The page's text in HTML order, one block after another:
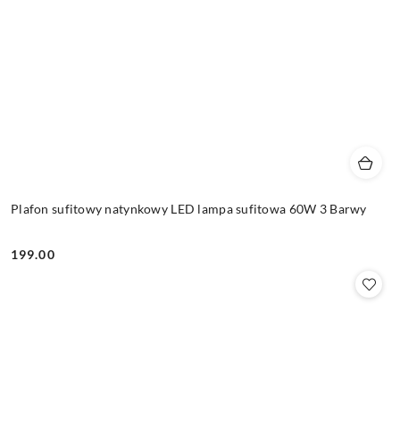
Plafon sufitowy natynkowy LED lampa sufitowa 60W 3 Barwy
Cena:
199.00